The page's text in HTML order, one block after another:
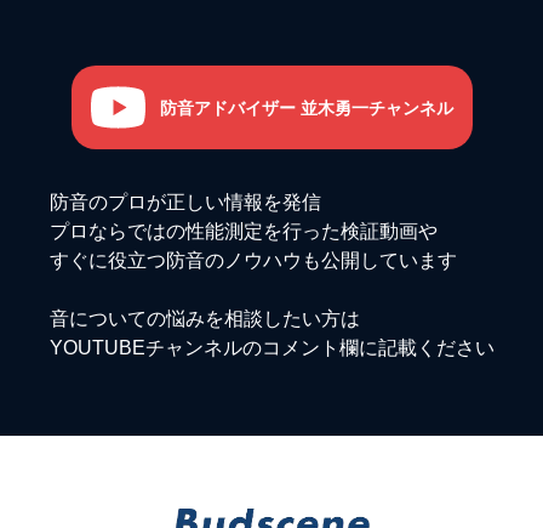
防音アドバイザー 並木勇一チャンネル
防音のプロが正しい情報を発信
プロならではの性能測定を行った検証動画や
すぐに役立つ防音のノウハウも公開しています
音についての悩みを相談したい方は
YOUTUBEチャンネルのコメント欄に記載ください